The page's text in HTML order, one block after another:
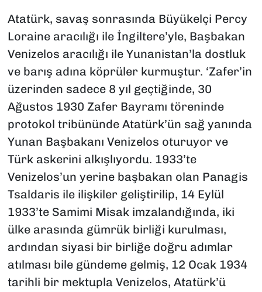
Atatürk, savaş sonrasında Büyükelçi Percy
Loraine aracılığı ile İngiltere’yle, Başbakan
Venizelos aracılığı ile Yunanistan’la dostluk
ve barış adına köprüler kurmuştur. ‘Zafer’in
üzerinden sadece 8 yıl geçtiğinde, 30
Ağustos 1930 Zafer Bayramı töreninde
protokol tribününde Atatürk’ün sağ yanında
Yunan Başbakanı Venizelos oturuyor ve
Türk askerini alkışlıyordu. 1933’te
Venizelos’un yerine başbakan olan Panagis
Tsaldaris ile ilişkiler geliştirilip, 14 Eylül
1933’te Samimi Misak imzalandığında, iki
ülke arasında gümrük birliği kurulması,
ardından siyasi bir birliğe doğru adımlar
atılması bile gündeme gelmiş, 12 Ocak 1934
tarihli bir mektupla Venizelos, Atatürk’ü